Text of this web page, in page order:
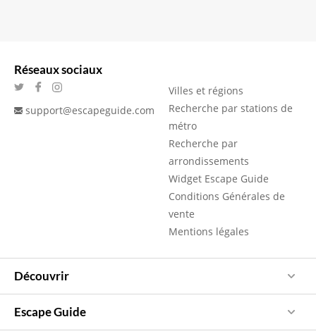
Réseaux sociaux
support@escapeguide.com
Villes et régions
Recherche par stations de
métro
Recherche par
arrondissements
Widget Escape Guide
Conditions Générales de
vente
Mentions légales
Découvrir
Escape Guide